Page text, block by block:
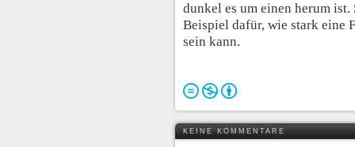
dunkel es um einen herum
Beispiel dafür, wie stark eine
sein kann.
KEINE KOMMENTARE